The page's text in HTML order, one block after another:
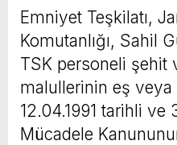
Emniyet Teşkilatı,
Komutanlığı, Sahil
TSK personeli şehit
malullerinin eş veya
12.04.1991 tarihli ve
Mücadele